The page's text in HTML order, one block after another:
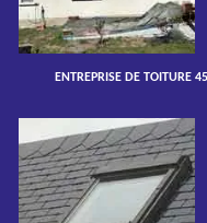
ENTREPRISE DE TOITURE 45